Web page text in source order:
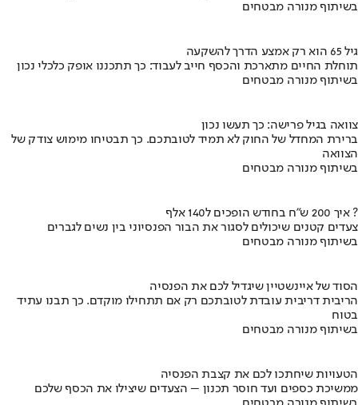
בשיתוף מנורה מבטחים
גיל 65 הוא רק אמצע הדרך להשקעה
תוחלת החיים מתארכת והכסף חייב לעבוד: כך תתכננו אופק כלכלי נכון
בשיתוף מנורה מבטחים
צוואה בגיל פרישה: כך תעשו נכון
ברירת המחדל של החוק לא תמיד לטובתכם. כך תבטיחו מימוש צודק של
הצוואה
בשיתוף מנורה מבטחים
איך 200 ש"ח בחודש הופכים ל140 אלף ?
צעדים קטנים שיכולים לסגור את הבור הפנסיוני בין נשים לגברים
בשיתוף מנורה מבטחים
הסוד של איינשטיין שיגדיל לכם את הפנסיה
הריבית דריבית עובדת לטובתכם רק אם תתחילו מוקדם. כך תבנו עתיד
בטוח
בשיתוף מנורה מבטחים
הטעויות שיחתכו לכם את קצבת הפנסיה
ממשיכת כספים ועד חוסר תכנון – הצעדים שיצילו את הכסף שלכם